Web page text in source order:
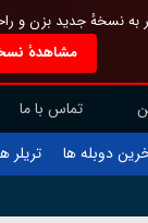
به نسخهٔ جدید بزن
مشاهدهٔ
تماس با ما
دوبله ها تریلر